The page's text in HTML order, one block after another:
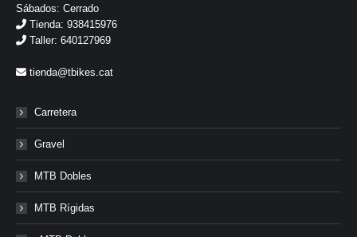
Sábados: Cerrado
Tienda: 938415976
Taller: 640127969
tienda@tbikes.cat
Carretera
Gravel
MTB Dobles
MTB Rígidas